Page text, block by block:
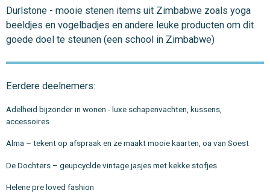
Durlstone - mooie stenen items uit Zimbabwe zoals yoga
beeldjes en vogelbadjes en andere leuke producten om dit
goede doel te steunen (een school in Zimbabwe)
Eerdere deelnemers:
Adelheid bijzonder in wonen - luxe schapenvachten, kussens,
accessoires
Alma – tekent op afspraak en ze maakt mooie kaarten, oa van Soest
De Dochters – geupcyclde vintage jasjes met kekke stofjes
Helene pre loved fashion